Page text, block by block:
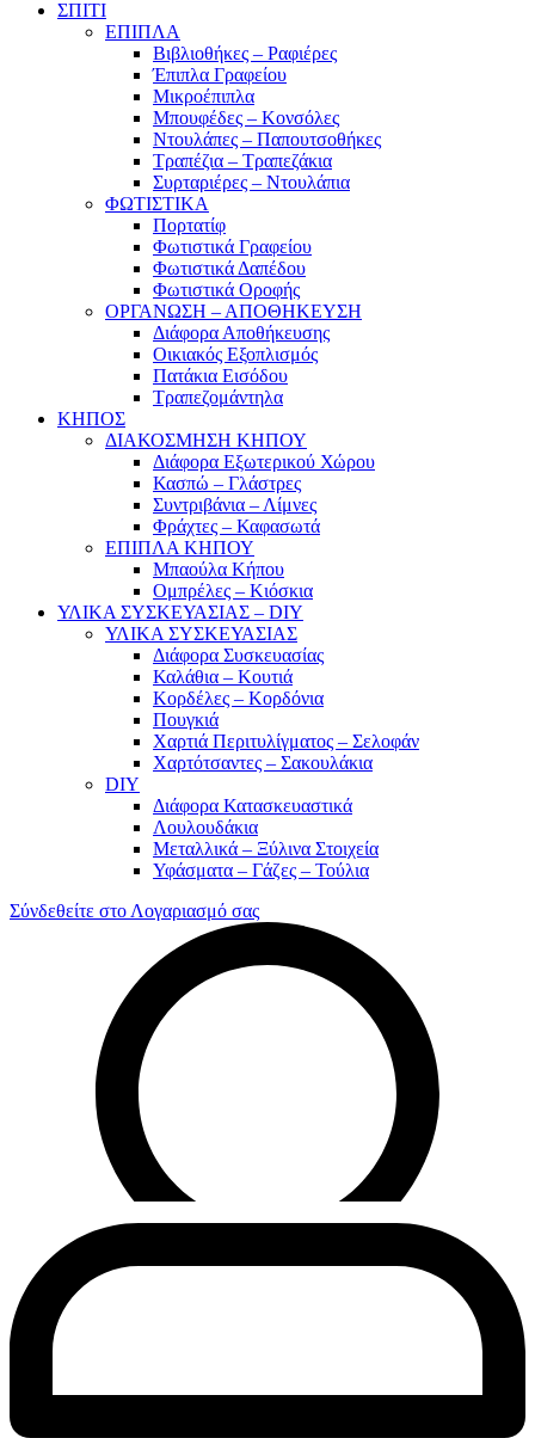
ΣΠΙΤΙ
ΕΠΙΠΛΑ
Βιβλιοθήκες – Ραφιέρες
Έπιπλα Γραφείου
Μικροέπιπλα
Μπουφέδες – Κονσόλες
Ντουλάπες – Παπουτσοθήκες
Τραπέζια – Τραπεζάκια
Συρταριέρες – Ντουλάπια
ΦΩΤΙΣΤΙΚΑ
Πορτατίφ
Φωτιστικά Γραφείου
Φωτιστικά Δαπέδου
Φωτιστικά Οροφής
ΟΡΓΑΝΩΣΗ – ΑΠΟΘΗΚΕΥΣΗ
Διάφορα Αποθήκευσης
Οικιακός Εξοπλισμός
Πατάκια Εισόδου
Τραπεζομάντηλα
ΚΗΠΟΣ
ΔΙΑΚΟΣΜΗΣΗ ΚΗΠΟΥ
Διάφορα Εξωτερικού Χώρου
Κασπώ – Γλάστρες
Συντριβάνια – Λίμνες
Φράχτες – Καφασωτά
ΕΠΙΠΛΑ ΚΗΠΟΥ
Μπαούλα Κήπου
Ομπρέλες – Κιόσκια
ΥΛΙΚΑ ΣΥΣΚΕΥΑΣΙΑΣ – DIY
ΥΛΙΚΑ ΣΥΣΚΕΥΑΣΙΑΣ
Διάφορα Συσκευασίας
Καλάθια – Κουτιά
Κορδέλες – Κορδόνια
Πουγκιά
Χαρτιά Περιτυλίγματος – Σελοφάν
Χαρτότσαντες – Σακουλάκια
DIY
Διάφορα Κατασκευαστικά
Λουλουδάκια
Μεταλλικά – Ξύλινα Στοιχεία
Υφάσματα – Γάζες – Τούλια
Σύνδεθείτε στο Λογαριασμό σας